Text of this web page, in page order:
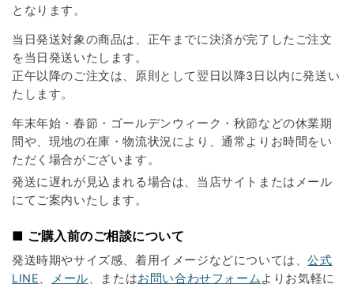
となります。
当日発送対象の商品は、正午までに決済が完了したご注文
を当日発送いたします。
正午以降のご注文は、原則として翌日以降3日以内に発送い
たします。
年末年始・春節・ゴールデンウィーク・秋節などの休業期
間や、現地の在庫・物流状況により、通常よりお時間をい
ただく場合がございます。
発送に遅れが見込まれる場合は、当店サイトまたはメール
にてご案内いたします。
■ ご購入前のご相談について
発送時期やサイズ感、着用イメージなどについては、公式
LINE、 メール、またはお問い合わせフォームよりお気軽に